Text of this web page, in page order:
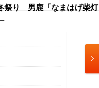
祭り 男鹿「なまはげ柴